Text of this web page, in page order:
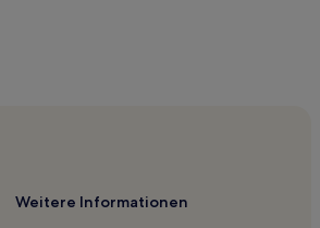
Weitere Informationen